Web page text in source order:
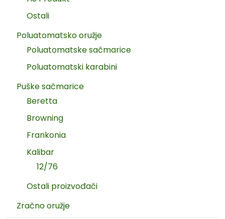
Ostali
Poluatomatsko oružje
Poluatomatske sačmarice
Poluatomatski karabini
Puške sačmarice
Beretta
Browning
Frankonia
Kalibar
12/76
Ostali proizvođači
Zračno oružje